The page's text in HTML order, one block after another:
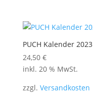
PUCH Kalender 2023
24,50 €
inkl. 20 % MwSt.
zzgl. Versandkosten